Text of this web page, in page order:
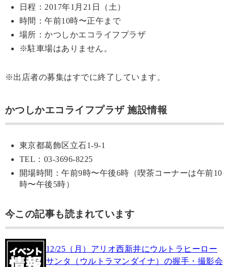
日程：2017年1月21日（土）
時間：午前10時〜正午まで
場所：かつしかエコライフプラザ
※駐車場はありません。
※出店者の募集はすでに終了しています。
かつしかエコライフプラザ 施設情報
東京都葛飾区立石1-9-1
TEL：03-3696-8225
開場時間：午前9時〜午後6時（喫茶コーナーは午前10
時〜午後5時）
今この記事も読まれています
12/25（月）アリオ西新井にウルトラヒーロー
サンタ（ウルトラマンダイナ）の握手・撮影会